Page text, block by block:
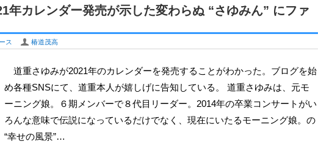
ーディションを総合プロデュース！アイドル×ROCK
目指す
もも、待望の初写真集『もももてぃーん。』発売決
爛漫” の間で
にインスタ更新 相変わらずの “牧野節” にファンも
ャンネルに徳永千奈美！ このままBerryz工房を網羅
川莉央、テレビ東京アナウンサーとして初仕事 『テ
れがDIYか…」
年カレンダー発売が示した変わらぬ “さゆみん” にファ
ス U 椿道茂高
道重さゆみが2021年のカレンダーを発売することがわかった。ブログを始
め各種SNSにて、道重本人が嬉しげに告知している。 道重さゆみは、元モ
ーニング娘。６期メンバーで８代目リーダー。2014年の卒業コンサートがい
ろんな意味で伝説になっているだけでなく、現在にいたるモーニング娘。の
“幸せの風景”…